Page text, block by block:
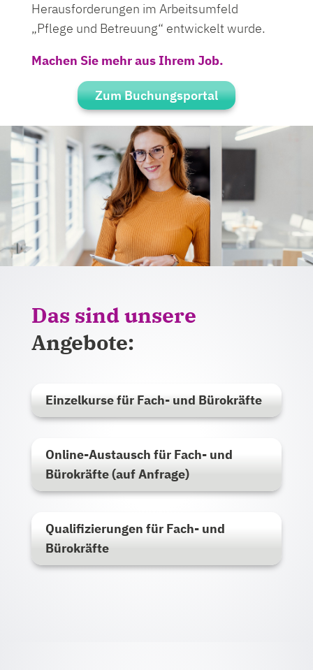
Herausforderungen im Arbeitsumfeld
„Pflege und Betreuung“ entwickelt wurde.
Machen Sie mehr aus Ihrem Job.
Zum Buchungsportal
Das sind unsere
Angebote:
Einzelkurse für Fach- und Bürokräfte
Online-Austausch für Fach- und
Bürokräfte (auf Anfrage)
Qualifizierungen für Fach- und
Bürokräfte